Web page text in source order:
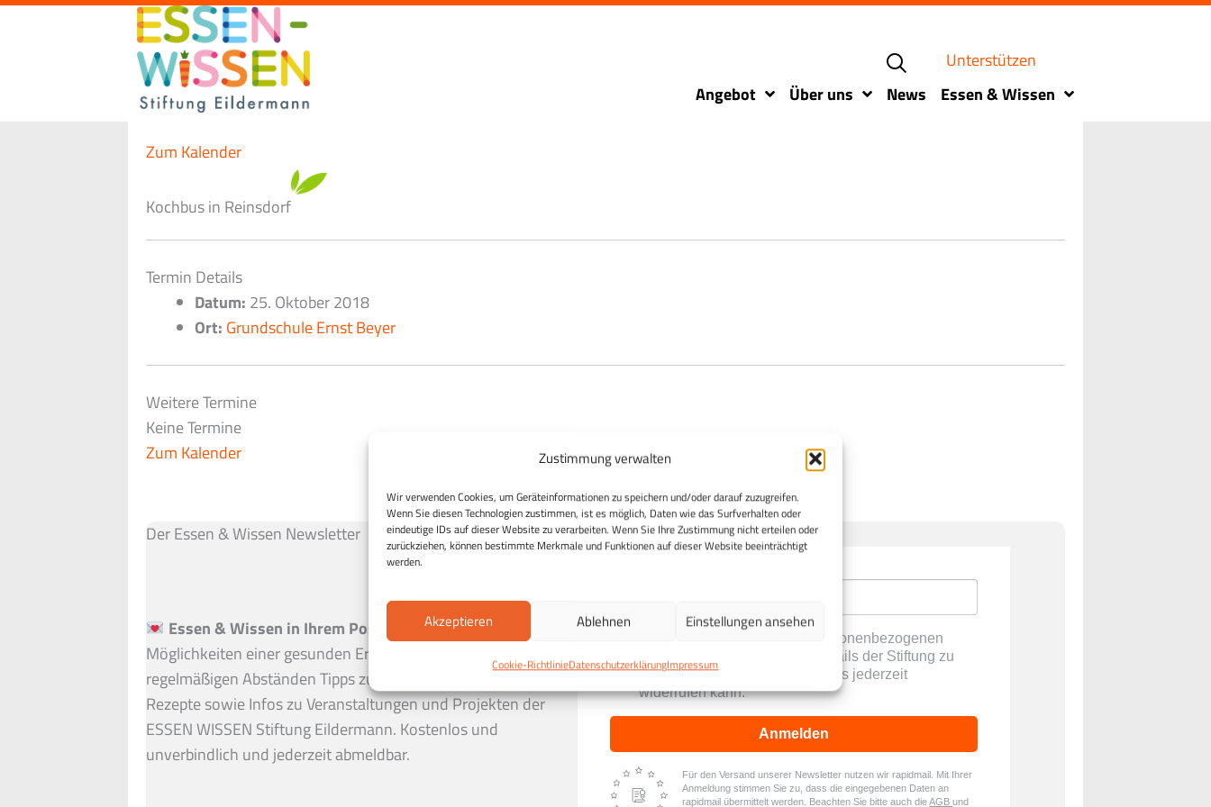
Zustimmung verwalten
Wir verwenden Cookies, um Geräteinformationen zu speichern und/oder darauf zuzugreifen.
Wenn Sie diesen Technologien zustimmen, ist es möglich, Daten wie das Surfverhalten oder
eindeutige IDs auf dieser Website zu verarbeiten. Wenn Sie Ihre Zustimmung nicht erteilen oder
zurückziehen, können bestimmte Merkmale und Funktionen auf dieser Website beeinträchtigt
werden.
Akzeptieren Ablehnen Einstellungen ansehen
Cookie-RichtlinieDatenschutzerklärungImpressum
Zum
Unterstützen
Angebot
Über uns News Essen & Wissen
Zum Kalender
Kochbus in Reinsdorf
Termin Details
Datum: 25. Oktober 2018
Ort: Grundschule Ernst Beyer
Weitere Termine
Keine Termine
Zum Kalender
Der Essen & Wissen Newsletter
Essen & Wissen in Ihrem Postfach:
Entdecken Sie die
Möglichkeiten einer gesunden Ernährung und erhalten Sie in
regelmäßigen Abständen Tipps zu einer gesunden Ernährung,
Rezepte sowie Infos zu Veranstaltungen und Projekten der
ESSEN WISSEN Stiftung Eildermann. Kostenlos und
unverbindlich und jederzeit abmeldbar.
Ich stimme zu, dass meine personenbezogenen
Daten genutzt werden, um E-Mails der Stiftung zu
erhalten, und weiß, dass ich dies jederzeit
widerrufen kann.
Anmelden
Für den Versand unserer Newsletter nutzen wir rapidmail. Mit Ihrer
Anmeldung stimmen Sie zu, dass die eingegebenen Daten an
rapidmail übermittelt werden. Beachten Sie bitte auch dieAGBund